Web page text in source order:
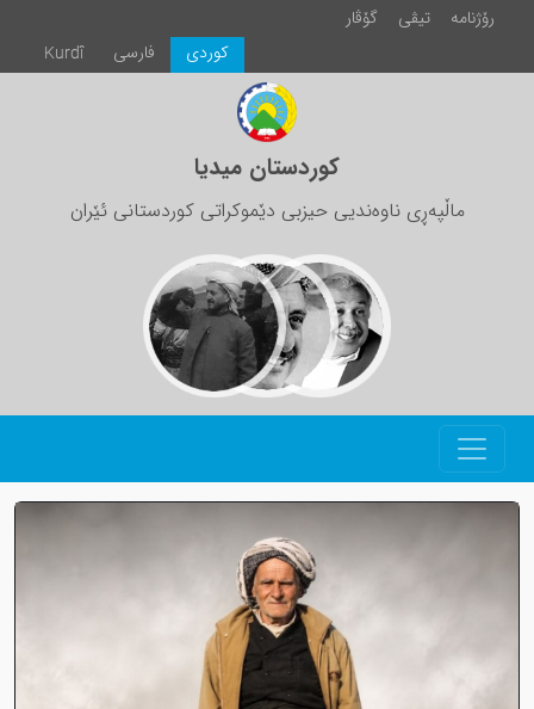
رۆژنامە تیڤی
گۆڤار
Kurdî
فارسی كوردی
کوردستان میدیا
ماڵپەڕی ناوەندیی حیزبی دێموکراتی کوردستانی ئێران